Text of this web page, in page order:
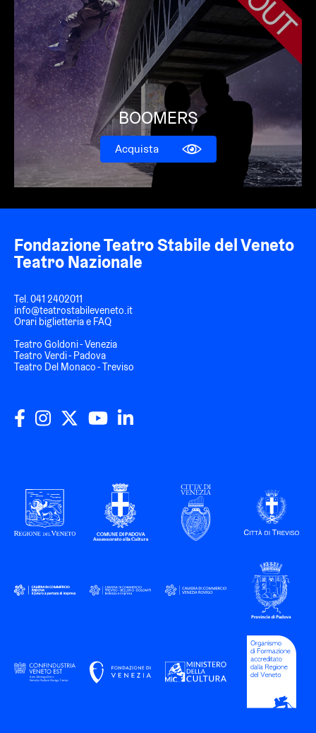
BOOMERS
Acquista
Fondazione Teatro Stabile del Veneto
Teatro Nazionale
Tel. 041 2402011
info@teatrostabileveneto.it
Orari biglietteria e FAQ
Teatro Goldoni - Venezia
Teatro Verdi - Padova
Teatro Del Monaco - Treviso